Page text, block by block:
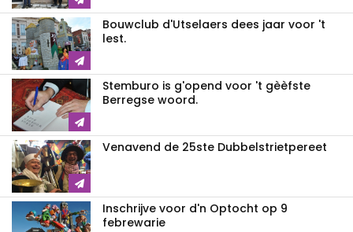
Bouwclub d'Utselaers dees jaar voor 't
lest.
Stemburo is g'opend voor 't gèèfste
Berregse woord.
Venavend de 25ste Dubbelstrietpereet
Inschrijve voor d'n Optocht op 9
febrewarie